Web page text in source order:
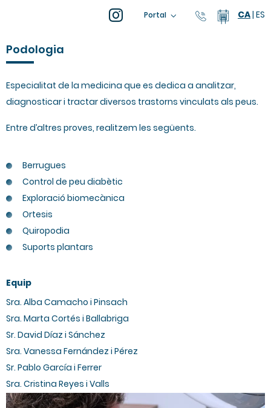
Portal 93 805 04
CA| ES
Podologia
Especialitat de la medicina que es dedica a analitzar,
diagnosticar i tractar diversos trastorns vinculats als peus.
Entre d’altres proves, realitzem les següents.
Berrugues
Control de peu diabètic
Exploració biomecànica
Ortesis
Quiropodia
Suports plantars
Equip
Sra. Alba Camacho i Pinsach
Sra. Marta Cortés i Ballabriga
Sr. David Díaz i Sánchez
Sra. Vanessa Fernández i Pérez
Sr. Pablo García i Ferrer
Sra. Cristina Reyes i Valls